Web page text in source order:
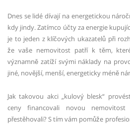
Dnes se lidé dívají na energetickou
kdy jindy. Zatímco účty za energie
je to jeden z klíčových ukazatelů při
že vaše nemovitost patří k těm,
významně zatíží svými náklady na
jiné, novější, menší, energeticky méně
Jak takovou akci „kulový blesk“
ceny financovali novou
přestěhovali? S tím vám pomůže